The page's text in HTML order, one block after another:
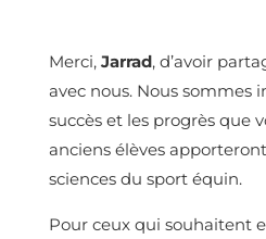
Merci, Jarrad, d’avoir
avec nous. Nous sommes
succès et les progrès que
anciens élèves
sciences du sport équin.
Pour ceux qui souhaitent